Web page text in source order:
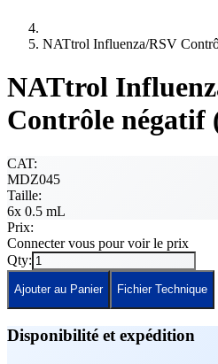
NATtrol Influenza/RSV
NATtrol
Contrôle négatif
CAT:
MDZ045
Taille:
6x 0.5 mL
Prix:
Connecter vous pour voir le prix
Qty:
Ajouter au Panier Fichier Technique
Disponibilité et expédition